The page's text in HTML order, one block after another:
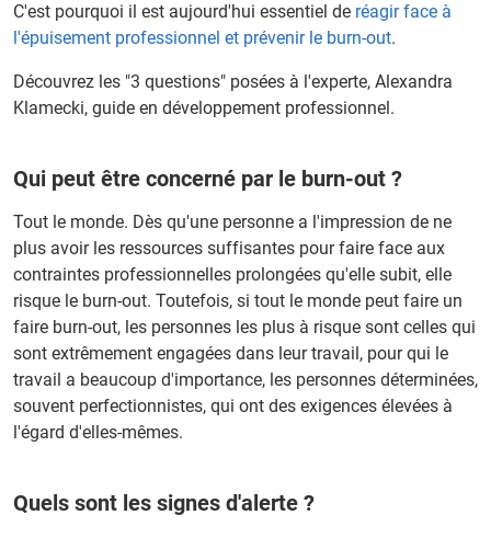
C'est pourquoi il est aujourd'hui essentiel de réagir face à
l'épuisement professionnel et prévenir le burn-out.
Découvrez les "3 questions" posées à l'experte, Alexandra
Klamecki, guide en développement professionnel.
Qui peut être concerné par le burn-out ?
Tout le monde. Dès qu'une personne a l'impression de ne
plus avoir les ressources suffisantes pour faire face aux
contraintes professionnelles prolongées qu'elle subit, elle
risque le burn-out. Toutefois, si tout le monde peut faire un
faire burn-out, les personnes les plus à risque sont celles qui
sont extrêmement engagées dans leur travail, pour qui le
travail a beaucoup d'importance, les personnes déterminées,
souvent perfectionnistes, qui ont des exigences élevées à
l'égard d'elles-mêmes.
Quels sont les signes d'alerte ?